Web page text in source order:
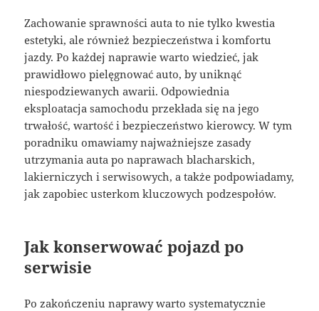
Zachowanie sprawności auta to nie tylko kwestia
estetyki, ale również bezpieczeństwa i komfortu
jazdy. Po każdej naprawie warto wiedzieć, jak
prawidłowo pielęgnować auto, by uniknąć
niespodziewanych awarii. Odpowiednia
eksploatacja samochodu przekłada się na jego
trwałość, wartość i bezpieczeństwo kierowcy. W tym
poradniku omawiamy najważniejsze zasady
utrzymania auta po naprawach blacharskich,
lakierniczych i serwisowych, a także podpowiadamy,
jak zapobiec usterkom kluczowych podzespołów.
Jak konserwować pojazd po
serwisie
Po zakończeniu naprawy warto systematycznie